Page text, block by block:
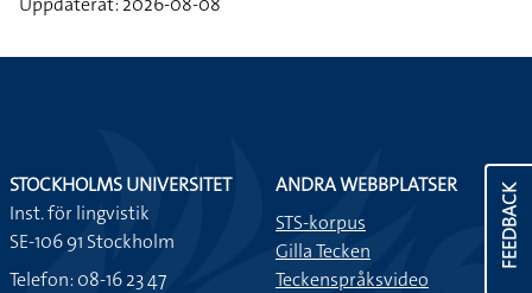
FEEDBACK
STOCKHOLMS UNIVERSITET
Inst. för lingvistik
SE-106 91 Stockholm
Telefon: 08-16 23 47
ANDRA WEBBPLATSER
STS-korpus
Gilla Tecken
Teckenspråksvideo